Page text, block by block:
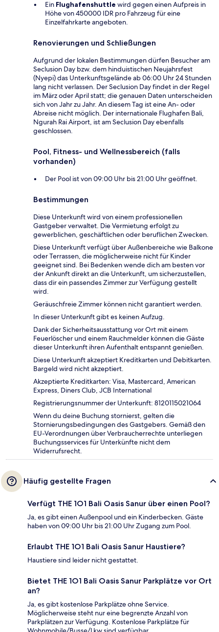
Ein Flughafenshuttle wird gegen einen Aufpreis in
Höhe von 450000 IDR pro Fahrzeug für eine
Einzelfahrkarte angeboten.
Renovierungen und Schließungen
Aufgrund der lokalen Bestimmungen dürfen Besucher am
Seclusion Day bzw. dem hinduistischen Neujahrsfest
(Nyepi) das Unterkunftsgelände ab 06:00 Uhr 24 Stunden
lang nicht verlassen. Der Seclusion Day findet in der Regel
im März oder April statt; die genauen Daten unterscheiden
sich von Jahr zu Jahr. An diesem Tag ist eine An- oder
Abreise nicht möglich. Der internationale Flughafen Bali,
Ngurah Rai Airport, ist am Seclusion Day ebenfalls
geschlossen.
Pool, Fitness- und Wellnessbereich (falls
vorhanden)
Der Pool ist von 09:00 Uhr bis 21:00 Uhr geöffnet.
Bestimmungen
Diese Unterkunft wird von einem professionellen
Gastgeber verwaltet. Die Vermietung erfolgt zu
gewerblichen, geschäftlichen oder beruflichen Zwecken.
Diese Unterkunft verfügt über Außenbereiche wie Balkone
oder Terrassen, die möglicherweise nicht für Kinder
geeignet sind. Bei Bedenken wende dich am besten vor
der Ankunft direkt an die Unterkunft, um sicherzustellen,
dass dir ein passendes Zimmer zur Verfügung gestellt
wird.
Geräuschfreie Zimmer können nicht garantiert werden.
In dieser Unterkunft gibt es keinen Aufzug.
Dank der Sicherheitsausstattung vor Ort mit einem
Feuerlöscher und einem Rauchmelder können die Gäste
dieser Unterkunft ihren Aufenthalt entspannt genießen.
Diese Unterkunft akzeptiert Kreditkarten und Debitkarten.
Bargeld wird nicht akzeptiert.
Akzeptierte Kreditkarten: Visa, Mastercard, American
Express, Diners Club, JCB International
Registrierungsnummer der Unterkunft: 8120115021064
Wenn du deine Buchung stornierst, gelten die
Stornierungsbedingungen des Gastgebers. Gemäß den
EU-Verordnungen über Verbraucherrechte unterliegen
Buchungsservices für Unterkünfte nicht dem
Widerrufsrecht.
Häufig gestellte Fragen
Verfügt THE 1O1 Bali Oasis Sanur über einen Pool?
Ja, es gibt einen Außenpool und ein Kinderbecken. Gäste
haben von 09:00 Uhr bis 21:00 Uhr Zugang zum Pool.
Erlaubt THE 1O1 Bali Oasis Sanur Haustiere?
Haustiere sind leider nicht gestattet.
Bietet THE 1O1 Bali Oasis Sanur Parkplätze vor Ort
an?
Ja, es gibt kostenlose Parkplätze ohne Service.
Möglicherweise steht nur eine begrenzte Anzahl von
Parkplätzen zur Verfügung. Kostenlose Parkplätze für